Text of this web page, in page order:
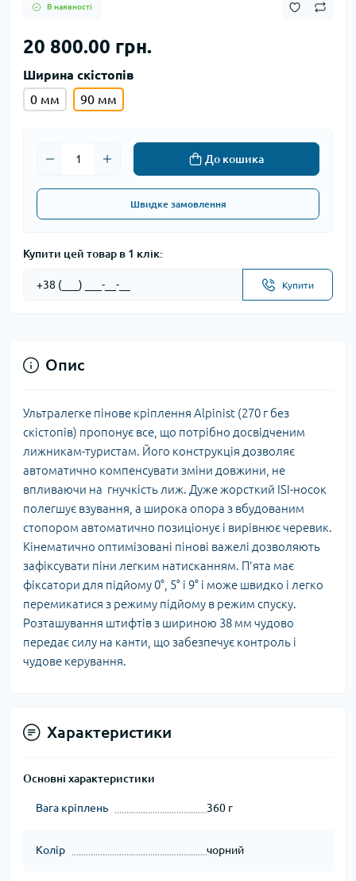
В наявності
20 800.00 грн.
Ширина скістопів
0 мм
90 мм
До кошика
Швидке замовлення
Купити цей товар в 1 клік:
Купити
Опис
Ультралегке пінове кріплення Alpinist (270 г без
скістопів) пропонує все, що потрібно досвідченим
лижникам-туристам. Його конструкція дозволяє
автоматично компенсувати зміни довжини, не
впливаючи на гнучкість лиж. Дуже жорсткий ISI-носок
полегшує взування, а широка опора з вбудованим
стопором автоматично позиціонує і вирівнює черевик.
Кінематично оптимізовані пінові важелі дозволяють
зафіксувати піни легким натисканням. П'ята має
фіксатори для підйому 0°, 5° і 9° і може швидко і легко
перемикатися з режиму підйому в режим спуску.
Розташування штифтів з шириною 38 мм чудово
передає силу на канти, що забезпечує контроль і
чудове керування.
Характеристики
Основні характеристики
Вага кріплень 360 г
Колір чорний